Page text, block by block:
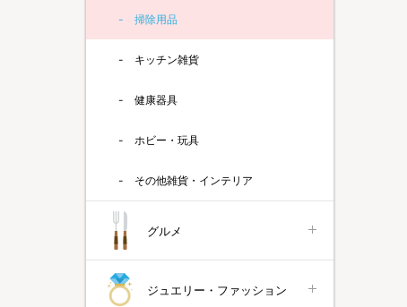
掃除用品
キッチン雑貨
健康器具
ホビー・玩具
その他雑貨・インテリア
グルメ
ジュエリー・ファッション